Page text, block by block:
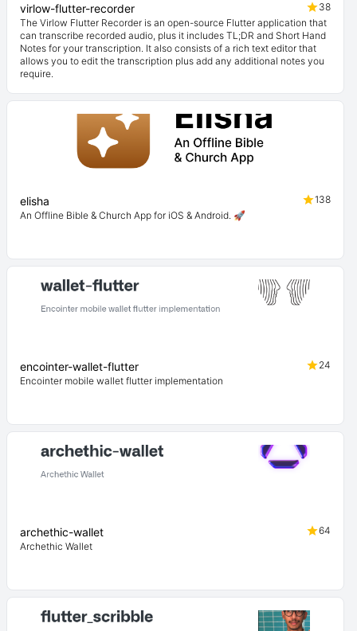
virlow-flutter-recorder
38
The Virlow Flutter Recorder is an open-source Flutter application that
can transcribe recorded audio, plus it includes TL;DR and Short Hand
Notes for your transcription. It also consists of a rich text editor that
allows you to edit the transcription plus add any additional notes you
require.
elisha
138
An Offline Bible & Church App for iOS & Android. 🚀
encointer-wallet-flutter
24
Encointer mobile wallet flutter implementation
archethic-wallet
64
Archethic Wallet